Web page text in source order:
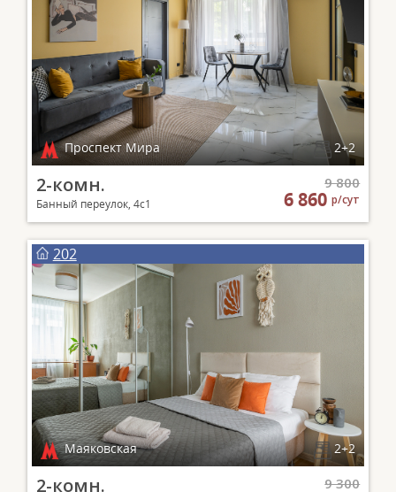
Проспект Мира 2+2
2-комн.
Банный переулок, 4с1
9 800
6 860р/сут
202
Маяковская 2+2
2-комн. 9 300